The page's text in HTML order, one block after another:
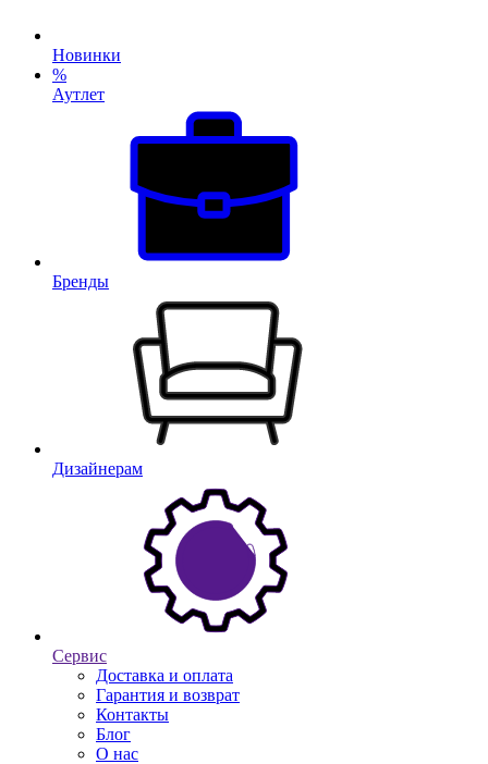
Новинки
%
Аутлет
Бренды
Дизайнерам
Сервис
Доставка и оплата
Гарантия и возврат
Контакты
Блог
О нас